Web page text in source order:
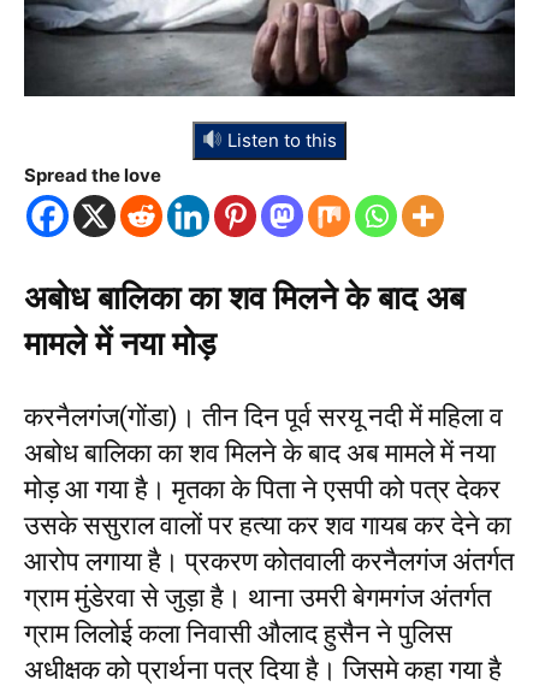
Listen to this
Spread the love
अबोध बालिका का शव मिलने के बाद अब
मामले में नया मोड़
करनैलगंज(गोंडा)। तीन दिन पूर्व सरयू नदी में महिला व
अबोध बालिका का शव मिलने के बाद अब मामले में नया
मोड़ आ गया है। मृतका के पिता ने एसपी को पत्र देकर
उसके ससुराल वालों पर हत्या कर शव गायब कर देने का
आरोप लगाया है। प्रकरण कोतवाली करनैलगंज अंतर्गत
ग्राम मुंडेरवा से जुड़ा है। थाना उमरी बेगमगंज अंतर्गत
ग्राम लिलोई कला निवासी औलाद हुसैन ने पुलिस
अधीक्षक को प्रार्थना पत्र दिया है। जिसमे कहा गया है